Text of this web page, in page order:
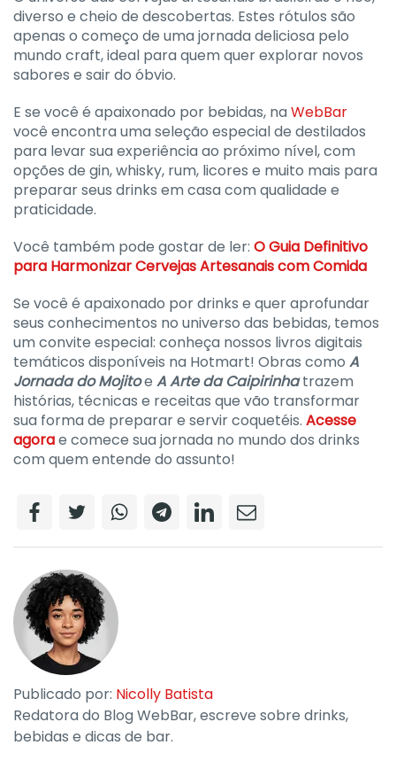
diverso e cheio de descobertas. Estes rótulos são
apenas o começo de uma jornada deliciosa pelo
mundo craft, ideal para quem quer explorar novos
sabores e sair do óbvio.
E se você é apaixonado por bebidas, naWebBar
você encontra uma seleção especial de destilados
para levar sua experiência ao próximo nível, com
opções de gin, whisky, rum, licores e muito mais para
preparar seus drinks em casa com qualidade e
praticidade.
Você também pode gostar de ler: O Guia Definitivo
para Harmonizar Cervejas Artesanais com Comida
Se você é apaixonado por drinks e quer aprofundar
seus conhecimentos no universo das bebidas, temos
um convite especial: conheça nossos livros digitais
temáticos disponíveis na Hotmart! Obras como A
Jornada do Mojitoe A Arte da Caipirinhatrazem
histórias, técnicas e receitas que vão transformar
sua forma de preparar e servir coquetéis. Acesse
agorae comece sua jornada no mundo dos drinks
com quem entende do assunto!
Publicado por: Nicolly Batista
Redatora do Blog WebBar, escreve sobre drinks,
bebidas e dicas de bar.